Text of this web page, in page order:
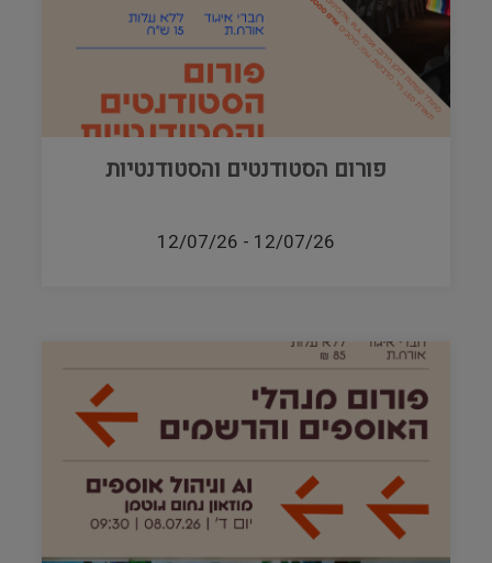
פורום הסטודנטים והסטודנטיות
12/07/26
-
12/07/26